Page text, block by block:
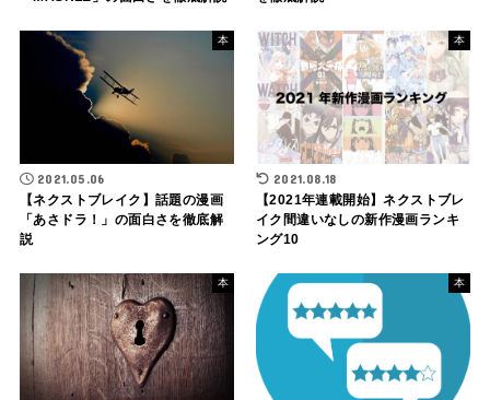
本
2021.05.06
【ネクストブレイク】話題の漫画
「あさドラ！」の面白さを徹底解
説
本
2021.08.18
【2021年連載開始】ネクストブレ
イク間違いなしの新作漫画ランキ
ング10
本 本